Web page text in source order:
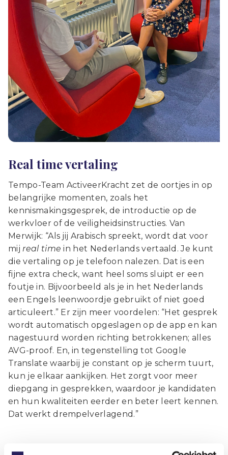
Real time vertaling
Tempo-Team ActiveerKracht zet de oortjes in op
belangrijke momenten, zoals het
kennismakingsgesprek, de introductie op de
werkvloer of de veiligheidsinstructies. Van
Merwijk: “Als jij Arabisch spreekt, wordt dat voor
mijreal time in het Nederlands vertaald. Je kunt
die vertaling op je telefoon nalezen. Dat is een
fijne extra check, want heel soms sluipt er een
foutje in. Bijvoorbeeld als je in het Nederlands
een Engels leenwoordje gebruikt of niet goed
articuleert.” Er zijn meer voordelen: “Het gesprek
wordt automatisch opgeslagen op de app en kan
nagestuurd worden richting betrokkenen; alles
AVG-proof. En, in tegenstelling tot Google
Translate waarbij je constant op je scherm tuurt,
kun je elkaar aankijken. Het zorgt voor meer
diepgang in gesprekken, waardoor je kandidaten
en hun kwaliteiten eerder en beter leert kennen.
Dat werkt drempelverlagend.”